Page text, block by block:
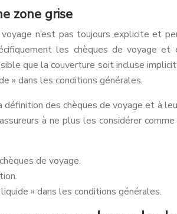
zone grise
n’est pas toujours explicite et
les chèques de voyage
que la couverture soit incluse
» dans les conditions générales.
des chèques de voyage et à
à ne plus les considérer
de voyage.
» dans les conditions générales.